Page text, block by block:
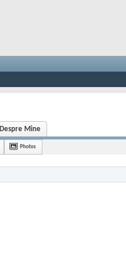
Despre Mine
Photos